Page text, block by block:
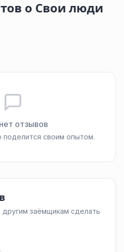
о Свои люди
отзывов
поделится своим опытом.
заёмщикам сделать